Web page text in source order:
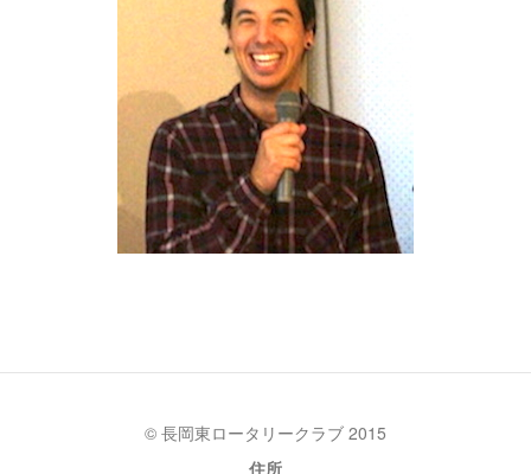
© 長岡東ロータリークラブ 2015
住所